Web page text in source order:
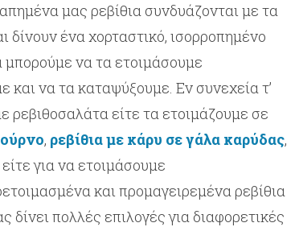
μας ρεβίθια συνδυάζονται με τα
δίνουν ένα χορταστικό, ισορροπημένο
μπορούμε να τα ετοιμάσουμε
και να τα καταψύξουμε. Εν συνεχεία τ’
ρεβιθοσαλάτα είτε τα ετοιμάζουμε σε
, ρεβίθια με κάρυ σε γάλα καρύδας,
είτε για να ετοιμάσουμε
και προμαγειρεμένα ρεβίθια
δίνει πολλές επιλογές για διαφορετικές